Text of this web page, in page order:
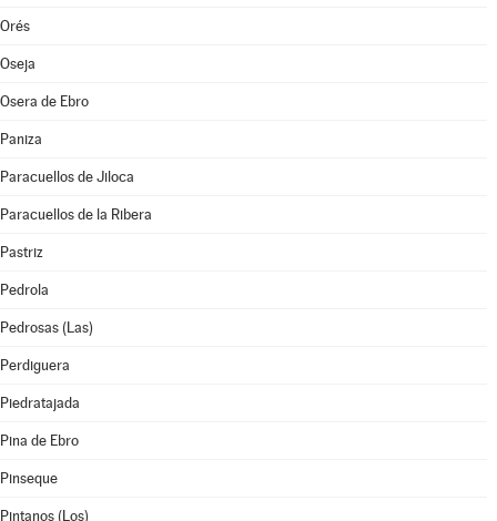
Orés
Oseja
Osera de Ebro
Paniza
Paracuellos de Jiloca
Paracuellos de la Ribera
Pastriz
Pedrola
Pedrosas (Las)
Perdiguera
Piedratajada
Pina de Ebro
Pinseque
Pintanos (Los)